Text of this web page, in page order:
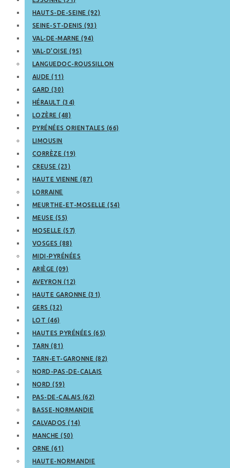
HAUTS-DE-SEINE (92)
SEINE-ST-DENIS (93)
VAL-DE-MARNE (94)
VAL-D’OISE (95)
LANGUEDOC-ROUSSILLON
AUDE (11)
GARD (30)
HÉRAULT (34)
LOZÈRE (48)
PYRÉNÉES ORIENTALES (66)
LIMOUSIN
CORRÈZE (19)
CREUSE (23)
HAUTE VIENNE (87)
LORRAINE
MEURTHE-ET-MOSELLE (54)
MEUSE (55)
MOSELLE (57)
VOSGES (88)
MIDI-PYRÉNÉES
ARIÈGE (09)
AVEYRON (12)
HAUTE GARONNE (31)
GERS (32)
LOT (46)
HAUTES PYRÉNÉES (65)
TARN (81)
TARN-ET-GARONNE (82)
NORD-PAS-DE-CALAIS
NORD (59)
PAS-DE-CALAIS (62)
BASSE-NORMANDIE
CALVADOS (14)
MANCHE (50)
ORNE (61)
HAUTE-NORMANDIE